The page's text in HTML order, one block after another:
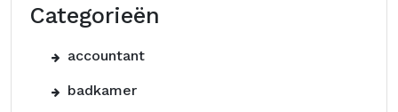
Categorieën
accountant
badkamer